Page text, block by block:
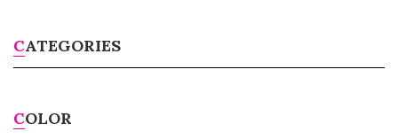
CATEGORIES
COLOR